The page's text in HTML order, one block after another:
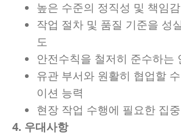
높은 수준의 정직성 및 책임감
작업 절차 및 품질 기준을 성
도
안전수칙을 철저히 준수하는
유관 부서와 원활히 협업할
이션 능력
현장 작업 수행에 필요한 집
4. 우대사항